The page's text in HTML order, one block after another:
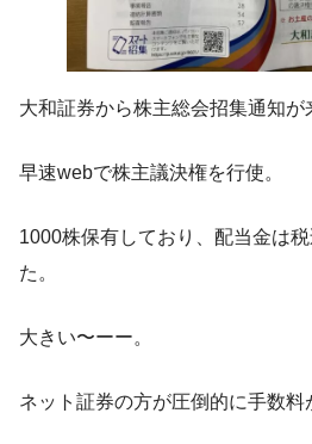
大和証券から株主総会招集通知が
早速webで株主議決権を行使。
1000株保有しており、配当金は
た。
大きい〜ーー。
ネット証券の方が圧倒的に手数料